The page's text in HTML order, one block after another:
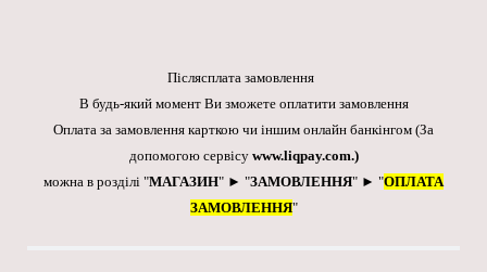
Післясплата замовлення
В будь-який момент Ви зможете оплатити замовлення
Оплата за замовлення карткою чи іншим онлайн банкінгом (За
допомогою сервісу www.liqpay.com.)
можна в розділі "МАГАЗИН" ► "ЗАМОВЛЕННЯ" ► "ОПЛАТА
ЗАМОВЛЕННЯ"